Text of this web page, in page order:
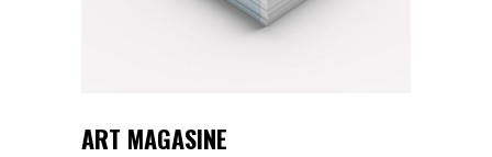
ART MAGASINE